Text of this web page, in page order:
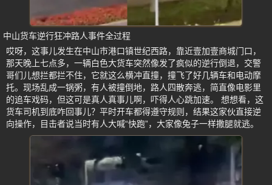
中山货车逆行狂冲路人事件全过程
哎呀，这事儿发生在中山市港口镇世纪西路，靠近壹加壹商城门口，
那天晚上七点多，一辆白色大货车突然像发了疯似的逆行倒退，交警
哥们儿想拦都拦不住，它就这么横冲直撞，撞飞了好几辆车和电动摩
托。现场乱成一锅粥，有人被撞倒地，路人四散奔逃，简直像电影里
的追车戏码，但这可是真人真事儿啊，吓得人心跳加速。 想想看，这
货车司机到底咋回事儿？平时开车都得遵守规则，结果这家伙直接逆
向操作，目击者说当时有人大喊“快跑”，大家像兔子一样撒腿就逃。